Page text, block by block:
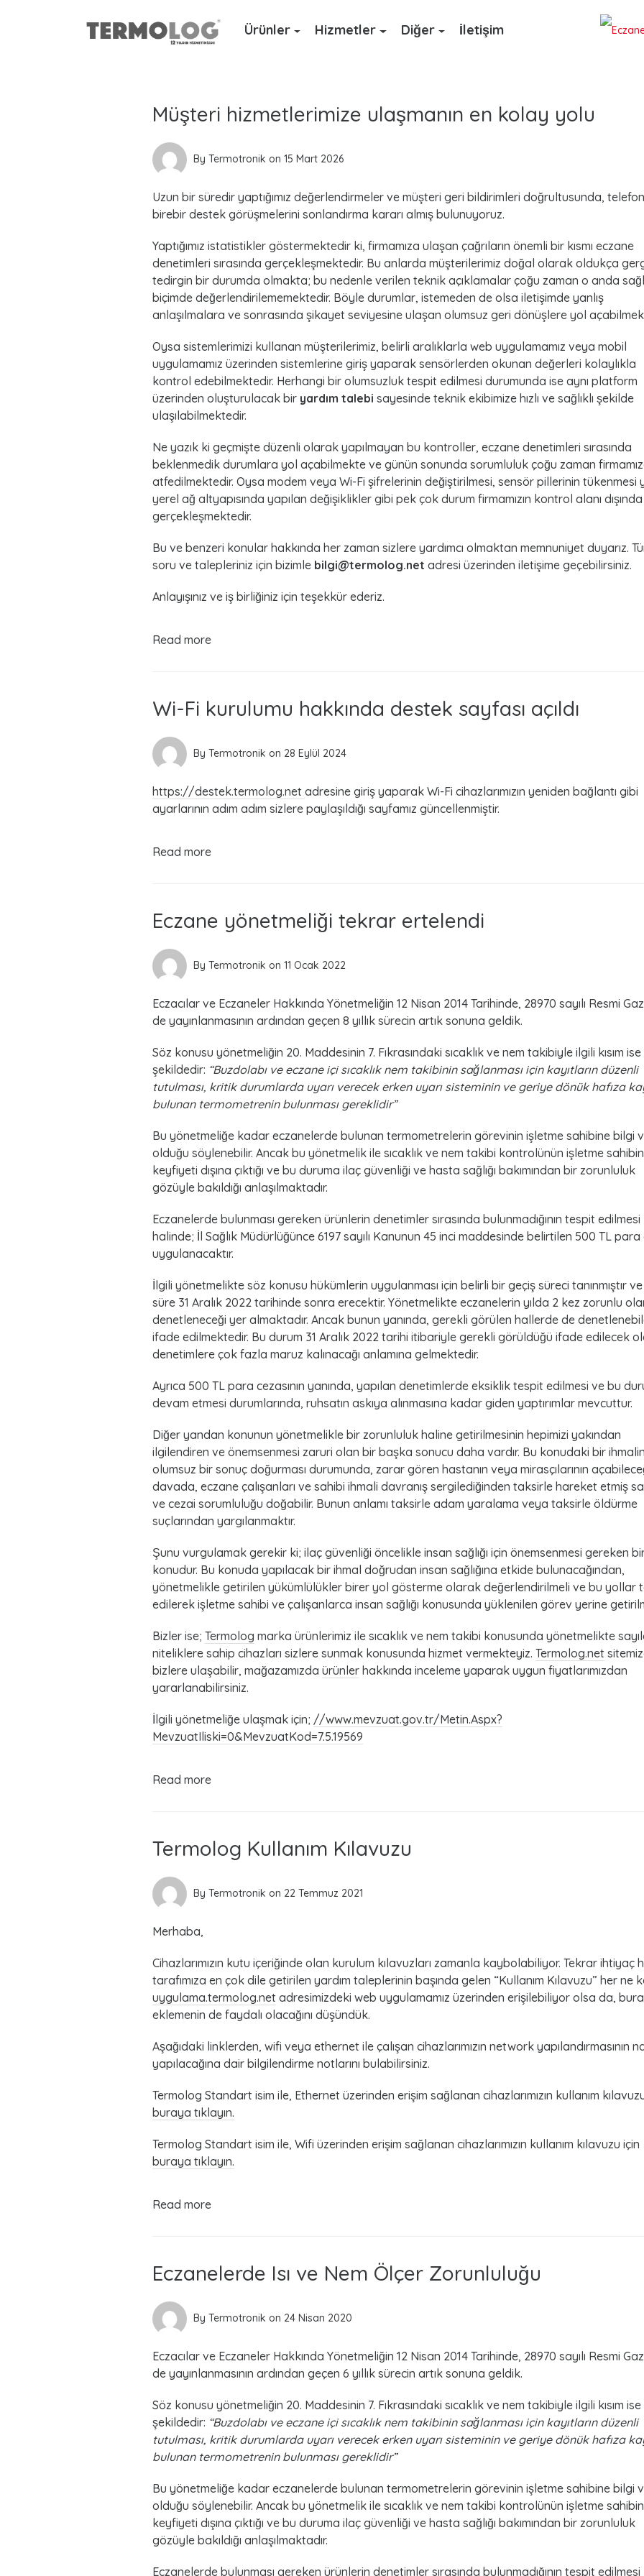
Ürünler Hizmetler Diğer İletişim
Müşteri hizmetlerimize ulaşmanın en kolay yolu
By Termotronik on 15 Mart 2026
Uzun bir süredir yaptığımız değerlendirmeler ve müşteri geri bildirimleri doğrultusunda,
birebir destek görüşmelerini sonlandırma kararı almış bulunuyoruz.
Yaptığımız istatistikler göstermektedir ki, firmamıza ulaşan çağrıların önemli bir kısmı eczane
denetimleri sırasında gerçekleşmektedir. Bu anlarda müşterilerimiz doğal olarak oldukça
tedirgin bir durumda olmakta; bu nedenle verilen teknik açıklamalar çoğu zaman o anda
biçimde değerlendirilememektedir. Böyle durumlar, istemeden de olsa iletişimde yanlış
anlaşılmalara ve sonrasında şikayet seviyesine ulaşan olumsuz geri dönüşlere yol
Oysa sistemlerimizi kullanan müşterilerimiz, belirli aralıklarla web uygulamamız veya mobil
uygulamamız üzerinden sistemlerine giriş yaparak sensörlerden okunan değerleri kolaylıkla
kontrol edebilmektedir. Herhangi bir olumsuzluk tespit edilmesi durumunda ise aynı platform
üzerinden oluşturulacak bir yardım talebi sayesinde teknik ekibimize hızlı ve sağlıklı şekilde
ulaşılabilmektedir.
Ne yazık ki geçmişte düzenli olarak yapılmayan bu kontroller, eczane denetimleri sırasında
beklenmedik durumlara yol açabilmekte ve günün sonunda sorumluluk çoğu zaman
atfedilmektedir. Oysa modem veya Wi-Fi şifrelerinin değiştirilmesi, sensör pillerinin tükenmesi
yerel ağ altyapısında yapılan değişiklikler gibi pek çok durum firmamızın kontrol alanı dışında
gerçekleşmektedir.
Bu ve benzeri konular hakkında her zaman sizlere yardımcı olmaktan memnuniyet duyarız.
soru ve talepleriniz için bizimle bilgi@termolog.net adresi üzerinden iletişime geçebilirsiniz.
Anlayışınız ve iş birliğiniz için teşekkür ederiz.
Read more
Wi-Fi kurulumu hakkında destek sayfası açıldı
By Termotronik on 28 Eylül 2024
https://destek.termolog.net adresine giriş yaparak Wi-Fi cihazlarımızın yeniden bağlantı gibi
ayarlarının adım adım sizlere paylaşıldığı sayfamız güncellenmiştir.
Read more
Eczane yönetmeliği tekrar ertelendi
By Termotronik on 11 Ocak 2022
Eczacılar ve Eczaneler Hakkında Yönetmeliğin 12 Nisan 2014 Tarihinde, 28970 sayılı Resmi
de yayınlanmasının ardından geçen 8 yıllık sürecin artık sonuna geldik.
Söz konusu yönetmeliğin 20. Maddesinin 7. Fıkrasındaki sıcaklık ve nem takibiyle ilgili kısım ise
şekildedir: “Buzdolabı ve eczane içi sıcaklık nem takibinin sağlanması için kayıtların düzenli
tutulması, kritik durumlarda uyarı verecek erken uyarı sisteminin ve geriye dönük hafıza
bulunan termometrenin bulunması gereklidir”
Bu yönetmeliğe kadar eczanelerde bulunan termometrelerin görevinin işletme sahibine bilgi
olduğu söylenebilir. Ancak bu yönetmelik ile sıcaklık ve nem takibi kontrolünün işletme
keyfiyeti dışına çıktığı ve bu duruma ilaç güvenliği ve hasta sağlığı bakımından bir zorunluluk
gözüyle bakıldığı anlaşılmaktadır.
Eczanelerde bulunması gereken ürünlerin denetimler sırasında bulunmadığının tespit edilmesi
halinde; İl Sağlık Müdürlüğünce 6197 sayılı Kanunun 45 inci maddesinde belirtilen 500 TL para
uygulanacaktır.
İlgili yönetmelikte söz konusu hükümlerin uygulanması için belirli bir geçiş süreci tanınmıştır
süre 31 Aralık 2022 tarihinde sonra erecektir. Yönetmelikte eczanelerin yılda 2 kez zorunlu
denetleneceği yer almaktadır. Ancak bunun yanında, gerekli görülen hallerde de
ifade edilmektedir. Bu durum 31 Aralık 2022 tarihi itibariyle gerekli görüldüğü ifade edilecek
denetimlere çok fazla maruz kalınacağı anlamına gelmektedir.
Ayrıca 500 TL para cezasının yanında, yapılan denetimlerde eksiklik tespit edilmesi ve bu
devam etmesi durumlarında, ruhsatın askıya alınmasına kadar giden yaptırımlar mevcuttur.
Diğer yandan konunun yönetmelikle bir zorunluluk haline getirilmesinin hepimizi yakından
ilgilendiren ve önemsenmesi zaruri olan bir başka sonucu daha vardır. Bu konudaki bir ihmalin
olumsuz bir sonuç doğurması durumunda, zarar gören hastanın veya mirasçılarının
davada, eczane çalışanları ve sahibi ihmali davranış sergilediğinden taksirle hareket etmiş
ve cezai sorumluluğu doğabilir. Bunun anlamı taksirle adam yaralama veya taksirle öldürme
suçlarından yargılanmaktır.
Şunu vurgulamak gerekir ki; ilaç güvenliği öncelikle insan sağlığı için önemsenmesi gereken
konudur. Bu konuda yapılacak bir ihmal doğrudan insan sağlığına etkide bulunacağından,
yönetmelikle getirilen yükümlülükler birer yol gösterme olarak değerlendirilmeli ve bu yollar
edilerek işletme sahibi ve çalışanlarca insan sağlığı konusunda yüklenilen görev yerine
Bizler ise; Termolog marka ürünlerimiz ile sıcaklık ve nem takibi konusunda yönetmelikte
niteliklere sahip cihazları sizlere sunmak konusunda hizmet vermekteyiz. Termolog.net
bizlere ulaşabilir, mağazamızda ürünlerhakkında inceleme yaparak uygun fiyatlarımızdan
yararlanabilirsiniz.
İlgili yönetmeliğe ulaşmak için; //www.mevzuat.gov.tr/Metin.Aspx?
MevzuatIliski=0&MevzuatKod=7.5.19569
Read more
Termolog Kullanım Kılavuzu
By Termotronik on 22 Temmuz 2021
Merhaba,
Cihazlarımızın kutu içeriğinde olan kurulum kılavuzları zamanla kaybolabiliyor. Tekrar ihtiyaç
tarafımıza en çok dile getirilen yardım taleplerinin başında gelen “Kullanım Kılavuzu” her ne
uygulama.termolog.net adresimizdeki web uygulamamız üzerinden erişilebiliyor olsa da,
eklemenin de faydalı olacağını düşündük.
Aşağıdaki linklerden, wifi veya ethernet ile çalışan cihazlarımızın network yapılandırmasının
yapılacağına dair bilgilendirme notlarını bulabilirsiniz.
Termolog Standart isim ile, Ethernet üzerinden erişim sağlanan cihazlarımızın kullanım
buraya tıklayın.
Termolog Standart isim ile, Wifi üzerinden erişim sağlanan cihazlarımızın kullanım kılavuzu için
buraya tıklayın.
Read more
Eczanelerde Isı ve Nem Ölçer Zorunluluğu
By Termotronik on 24 Nisan 2020
Eczacılar ve Eczaneler Hakkında Yönetmeliğin 12 Nisan 2014 Tarihinde, 28970 sayılı Resmi
de yayınlanmasının ardından geçen 6 yıllık sürecin artık sonuna geldik.
Söz konusu yönetmeliğin 20. Maddesinin 7. Fıkrasındaki sıcaklık ve nem takibiyle ilgili kısım ise
şekildedir: “Buzdolabı ve eczane içi sıcaklık nem takibinin sağlanması için kayıtların düzenli
tutulması, kritik durumlarda uyarı verecek erken uyarı sisteminin ve geriye dönük hafıza
bulunan termometrenin bulunması gereklidir”
Bu yönetmeliğe kadar eczanelerde bulunan termometrelerin görevinin işletme sahibine bilgi
olduğu söylenebilir. Ancak bu yönetmelik ile sıcaklık ve nem takibi kontrolünün işletme
keyfiyeti dışına çıktığı ve bu duruma ilaç güvenliği ve hasta sağlığı bakımından bir zorunluluk
gözüyle bakıldığı anlaşılmaktadır.
Eczanelerde bulunması gereken ürünlerin denetimler sırasında bulunmadığının tespit edilmesi